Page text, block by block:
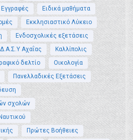
Εγγραφές
Ειδικά μαθήματα
Εκκλησιαστικό Λύκειο
Ενδοσχολικές εξετάσεις
Αχαΐας
Καλλίπολις
δελτίο
Οικολογία
Πανελλαδικές Εξετάσεις
σχολών
Πρώτες Βοήθειες